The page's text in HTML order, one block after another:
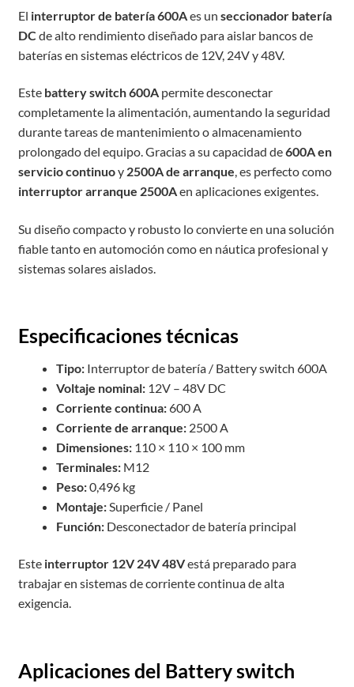
El interruptor de batería 600Aes un seccionador batería
DC de alto rendimiento diseñado para aislar bancos de
baterías en sistemas eléctricos de 12V, 24V y 48V.
Este battery switch 600Apermite desconectar
completamente la alimentación, aumentando la seguridad
durante tareas de mantenimiento o almacenamiento
prolongado del equipo. Gracias a su capacidad de600A en
servicio continuoy 2500A de arranque, es perfecto como
interruptor arranque 2500Aen aplicaciones exigentes.
Su diseño compacto y robusto lo convierte en una solución
fiable tanto en automoción como en náutica profesional y
sistemas solares aislados.
Especificaciones técnicas
Tipo:Interruptor de batería / Battery switch 600A
Voltaje nominal:12V – 48V DC
Corriente continua:600 A
Corriente de arranque:2500 A
Dimensiones:110 × 110 × 100 mm
Terminales:M12
Peso:0,496 kg
Montaje:Superficie / Panel
Función:Desconectador de batería principal
Este interruptor 12V 24V 48Vestá preparado para
trabajar en sistemas de corriente continua de alta
exigencia.
Aplicaciones del Battery switch